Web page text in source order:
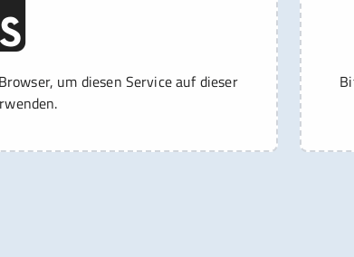
um diesen Service auf dieser